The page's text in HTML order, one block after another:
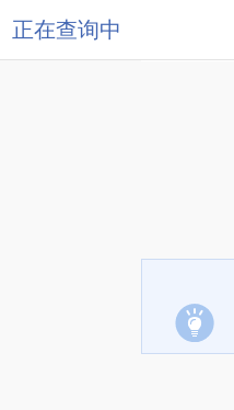
正在查询中